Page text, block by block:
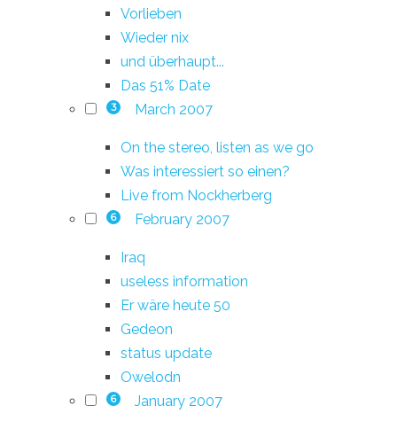
Vorlieben
Wieder nix
und überhaupt...
Das 51% Date
3 March 2007
On the stereo, listen as we go
Was interessiert so einen?
Live from Nockherberg
6 February 2007
Iraq
useless information
Er wäre heute 50
Gedeon
status update
Owelodn
6 January 2007